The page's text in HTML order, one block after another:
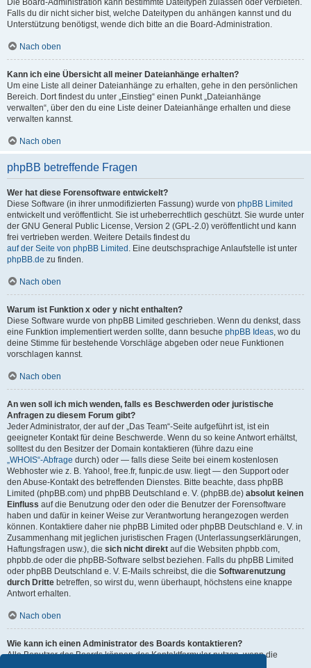
Die Board-Administration kann bestimmte Dateitypen zulassen oder verbieten.
Falls du dir nicht sicher bist, welche Dateitypen du anhängen kannst und du
Unterstützung benötigst, wende dich bitte an die Board-Administration.
Nach oben
Kann ich eine Übersicht all meiner Dateianhänge erhalten?
Um eine Liste all deiner Dateianhänge zu erhalten, gehe in den persönlichen
Bereich. Dort findest du unter „Einstieg“ einen Punkt „Dateianhänge
verwalten“, über den du eine Liste deiner Dateianhänge erhalten und diese
verwalten kannst.
Nach oben
phpBB betreffende Fragen
Wer hat diese Forensoftware entwickelt?
Diese Software (in ihrer unmodifizierten Fassung) wurde von phpBB Limited
entwickelt und veröffentlicht. Sie ist urheberrechtlich geschützt. Sie wurde unter
der GNU General Public License, Version 2 (GPL-2.0) veröffentlicht und kann
frei vertrieben werden. Weitere Details findest du
auf der Seite von phpBB Limited . Eine deutschsprachige Anlaufstelle ist unter
phpBB.de zu finden.
Nach oben
Warum ist Funktion x oder y nicht enthalten?
Diese Software wurde von phpBB Limited geschrieben. Wenn du denkst, dass
eine Funktion implementiert werden sollte, dann besuche phpBB Ideas, wo du
deine Stimme für bestehende Vorschläge abgeben oder neue Funktionen
vorschlagen kannst.
Nach oben
An wen soll ich mich wenden, falls es Beschwerden oder juristische
Anfragen zu diesem Forum gibt?
Jeder Administrator, der auf der „Das Team“-Seite aufgeführt ist, ist ein
geeigneter Kontakt für deine Beschwerde. Wenn du so keine Antwort erhältst,
solltest du den Besitzer der Domain kontaktieren (führe dazu eine
„WHOIS“-Abfrage durch) oder — falls diese Seite bei einem kostenlosen
Webhoster wie z. B. Yahoo!, free.fr, funpic.de usw. liegt — den Support oder
den Abuse-Kontakt des betreffenden Dienstes. Bitte beachte, dass phpBB
Limited (phpBB.com) und phpBB Deutschland e. V. (phpBB.de) absolut keinen
Einfluss auf die Benutzung oder den oder die Benutzer der Forensoftware
haben und dafür in keiner Weise zur Verantwortung herangezogen werden
können. Kontaktiere daher nie phpBB Limited oder phpBB Deutschland e. V. in
Zusammenhang mit jeglichen juristischen Fragen (Unterlassungserklärungen,
Haftungsfragen usw.), die sich nicht direkt auf die Websiten phpbb.com,
phpbb.de oder die phpBB-Software selbst beziehen. Falls du phpBB Limited
oder phpBB Deutschland e. V. E-Mails schreibst, die die Softwarenutzung
durch Dritte betreffen, so wirst du, wenn überhaupt, höchstens eine knappe
Antwort erhalten.
Nach oben
Wie kann ich einen Administrator des Boards kontaktieren?
Alle Benutzer des Boards können das Kontaktformular nutzen, wenn die